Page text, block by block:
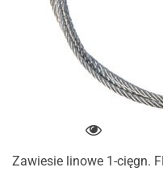
Zawiesie linowe 1-cięgn.